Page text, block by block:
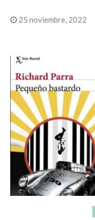
25 noviembre, 2022